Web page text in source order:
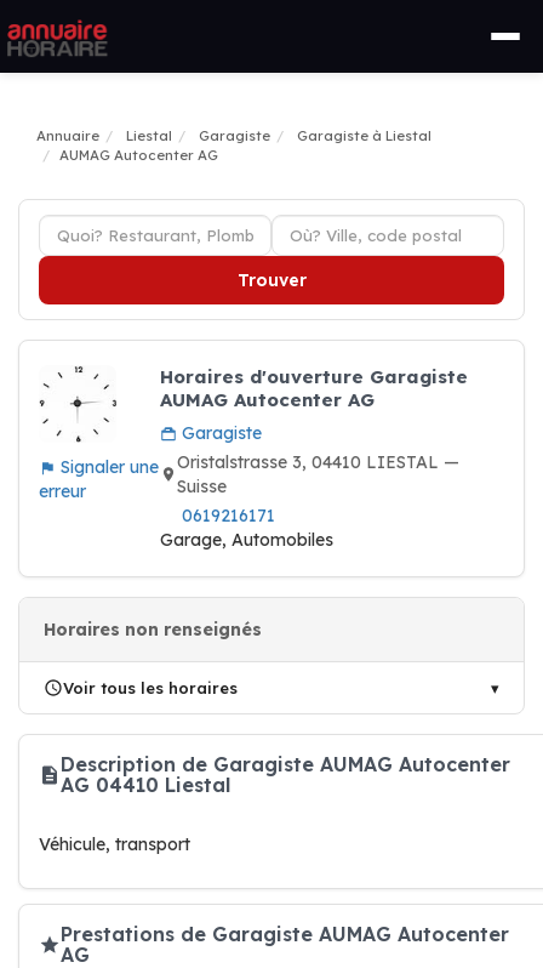
Annuaire Liestal Garagiste
Garagiste à Liestal
AUMAG Autocenter AG
Trouver
Signaler une
erreur
Horaires d'ouverture Garagiste
AUMAG Autocenter AG
Garagiste
Oristalstrasse 3, 04410 LIESTAL —
Suisse
0619216171
Garage, Automobiles
Horaires non renseignés
Voir tous les horaires
Description de Garagiste AUMAG Autocenter
AG 04410 Liestal
Véhicule, transport
Prestations de Garagiste AUMAG Autocenter
AG